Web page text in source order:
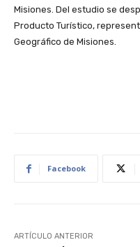
Misiones. Del estudio se
Producto Turístico,
Geográfico de Misiones.
Facebook
ARTÍCULO ANTERIOR